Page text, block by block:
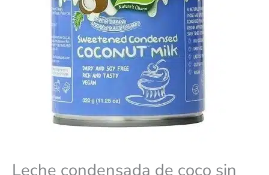
Leche condensada de coco sin